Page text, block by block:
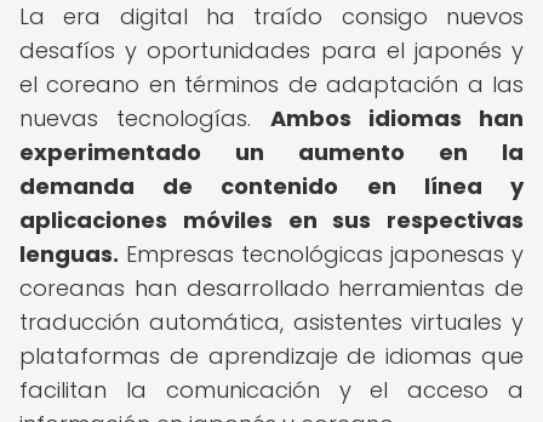
La era digital ha traído consigo nuevos
desafíos y oportunidades para el japonés y
el coreano en términos de adaptación a las
nuevas tecnologías. Ambos idiomas han
experimentado un aumento en la
demanda de contenido en línea y
aplicaciones móviles en sus respectivas
lenguas. Empresas tecnológicas japonesas y
coreanas han desarrollado herramientas de
traducción automática, asistentes virtuales y
plataformas de aprendizaje de idiomas que
facilitan la comunicación y el acceso a